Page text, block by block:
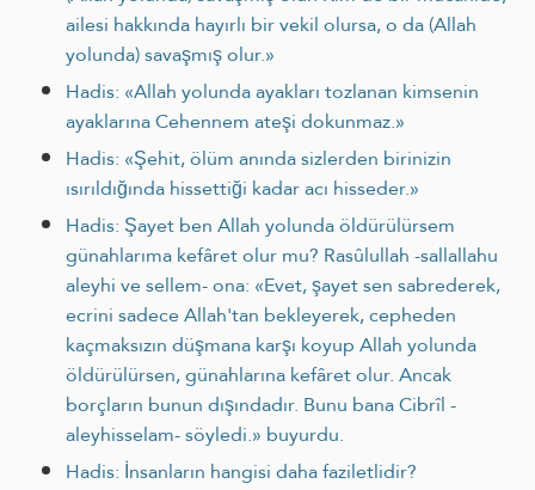
ailesi hakkında hayırlı bir vekil olursa, o da (Allah
yolunda) savaşmış olur.»
Hadis: «Allah yolunda ayakları tozlanan kimsenin
ayaklarına Cehennem ateşi dokunmaz.»
Hadis: «Şehit, ölüm anında sizlerden birinizin
ısırıldığında hissettiği kadar acı hisseder.»
Hadis: Şayet ben Allah yolunda öldürülürsem
günahlarıma kefâret olur mu? Rasûlullah -sallallahu
aleyhi ve sellem- ona: «Evet, şayet sen sabrederek,
ecrini sadece Allah'tan bekleyerek, cepheden
kaçmaksızın düşmana karşı koyup Allah yolunda
öldürülürsen, günahlarına kefâret olur. Ancak
borçların bunun dışındadır. Bunu bana Cibrîl -
aleyhisselam- söyledi.» buyurdu.
Hadis: İnsanların hangisi daha faziletlidir?